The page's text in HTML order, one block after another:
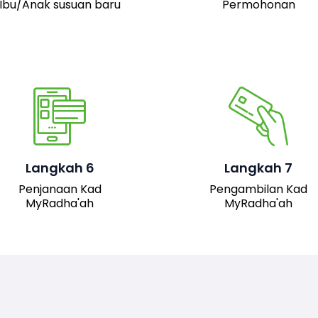
Ibu/Anak susuan baru
Permohonan
Langkah 6
Penjanaan Kad
MyRadha'ah
Setelah permohonan
akan dijana.
Langkah 7
Pengambilan Kad
MyRadha'ah
Pemohon boleh hadir ke
pejabat JAIS untuk
mengambil kad fizikal
MyRadha’ah. Selain itu,
pemohon juga boleh
turun versi digital kad
sistem untuk
kemudahan akses.